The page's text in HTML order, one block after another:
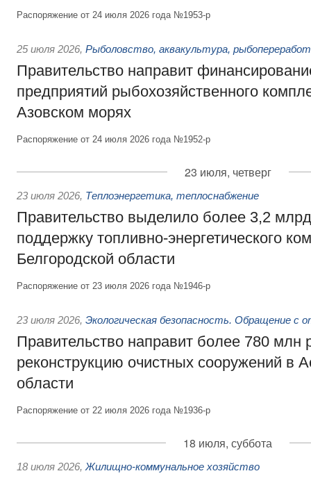
Распоряжение от 24 июля 2026 года №1953-р
25 июля 2026, Рыболовство, аквакультура,
Правительство направит
предприятий рыбохозяйственного
Азовском морях
Распоряжение от 24 июля 2026 года №1952-р
23 июля, четверг
23 июля 2026, Теплоэнергетика, теплоснабжение
Правительство выделило более 3,2
поддержку топливно-энергетического
Белгородской области
Распоряжение от 23 июля 2026 года №1946-р
23 июля 2026, Экологическая безопасность. Обращение с
Правительство направит более 780 млн
реконструкцию очистных сооружений в
области
Распоряжение от 22 июля 2026 года №1936-р
18 июля, суббота
18 июля 2026, Жилищно-коммунальное хозяйство